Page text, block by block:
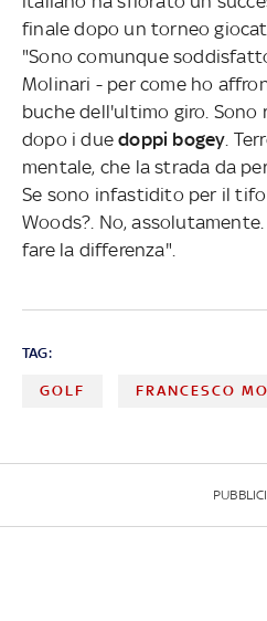
finale dopo un torneo
"Sono comunque
Molinari - per come ho
buche dell'ultimo giro. Sono
dopo i duedoppi bogey .
mentale, che la strada da
Se sono infastidito per il
Woods?. No,
fare la differenza".
TAG:
GOLF FRANCESCO